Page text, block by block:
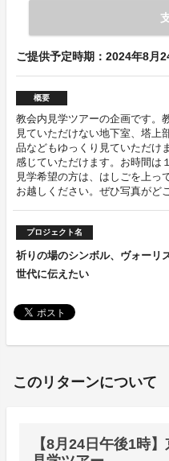
ご提供予定時期：2024年8月
概要
教会内見学ツアーの企画です。
見ていただけない地下室、塔上
品などもゆっくり見ていただけ
感じていただけます。お時間は
見学希望の方は、はしごを上っ
お越しください。ぜひ写真がど
プロジェクト名
祈りの場のシンボル、ヴォーリ
世代に伝えたい
このリターンについて
【8月24日午後1時